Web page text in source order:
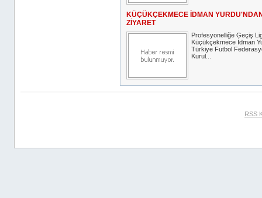
KÜÇÜKÇEKMECE İDMAN
ZİYARET
Profesyonelliğe Geçiş
Küçükçekmece İdman
Türkiye Futbol
Kurul...
RSS